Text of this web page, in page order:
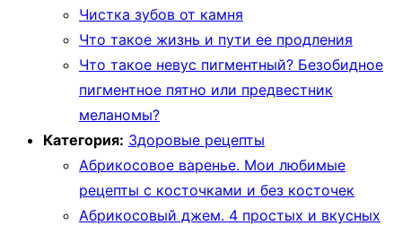
Чистка зубов от камня
Что такое жизнь и пути ее продления
Что такое невус пигментный? Безобидное
пигментное пятно или предвестник
меланомы?
Категория: Здоровые рецепты
Абрикосовое варенье. Мои любимые
рецепты с косточками и без косточек
Абрикосовый джем. 4 простых и вкусных